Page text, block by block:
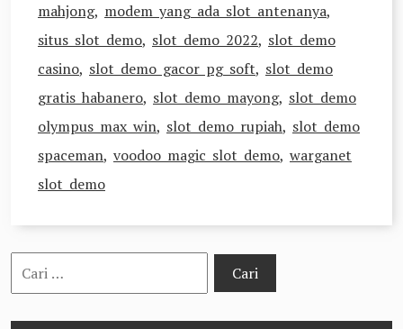
mahjong, modem yang ada slot antenanya,
situs slot demo, slot demo 2022, slot demo
casino, slot demo gacor pg soft, slot demo
gratis habanero, slot demo mayong, slot demo
olympus max win, slot demo rupiah, slot demo
spaceman, voodoo magic slot demo, warganet
slot demo
Cari
untuk: